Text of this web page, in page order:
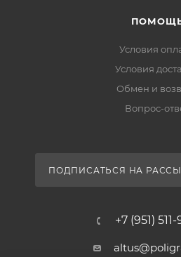
Условия
Условия
Обмен и
Вопрос-
ПОДПИСАТЬСЯ НА
+7 (951) 511-